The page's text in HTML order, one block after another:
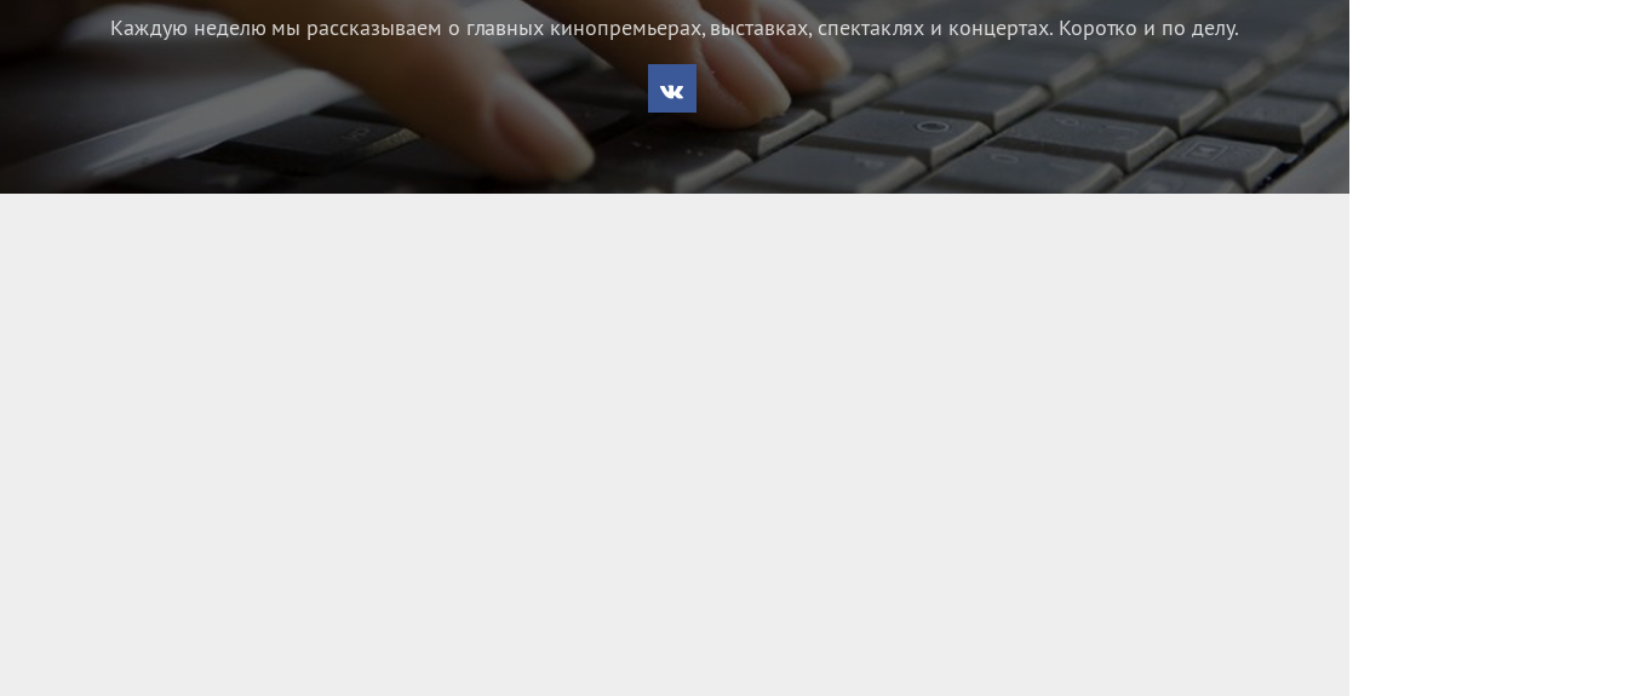
Каждую неделю мы рассказываем о главных кинопремьерах, выставках, спектаклях и концертах. Коротко и по делу.